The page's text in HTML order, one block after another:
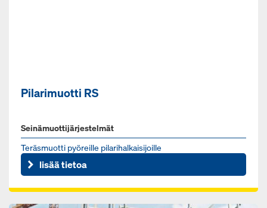
Pilarimuotti RS
Seinämuottijärjestelmät
Te­räs­muot­ti pyö­reil­le pi­la­ri­hal­kai­si­joil­le
lisää tietoa